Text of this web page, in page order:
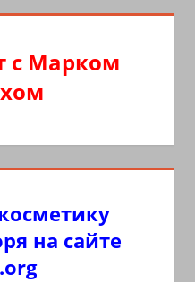
с Марком
на сайте